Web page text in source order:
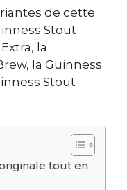
de cette
Stout
la
la Guinness
Stout
tout en